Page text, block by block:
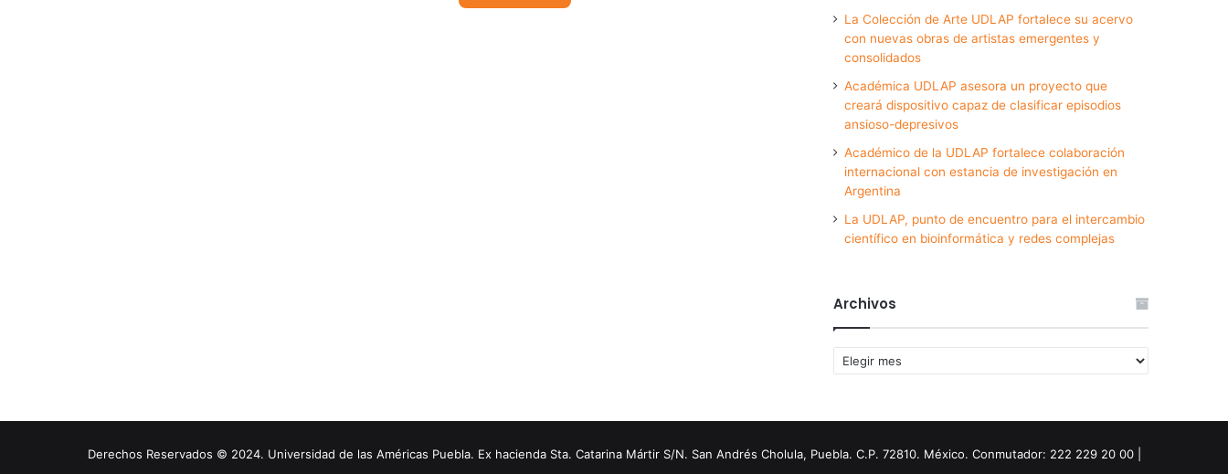
La Colección de Arte UDLAP fortalece su acervo
con nuevas obras de artistas emergentes y
consolidados
Académica UDLAP asesora un proyecto que
creará dispositivo capaz de clasificar episodios
ansioso-depresivos
Académico de la UDLAP fortalece colaboración
internacional con estancia de investigación en
Argentina
La UDLAP, punto de encuentro para el intercambio
científico en bioinformática y redes complejas
Archivos
Archivos
Derechos Reservados © 2024. Universidad de las Américas Puebla. Ex hacienda Sta. Catarina Mártir S/N. San Andrés Cholula, Puebla. C.P. 72810. México. Conmutador: 222 229 20 00 |